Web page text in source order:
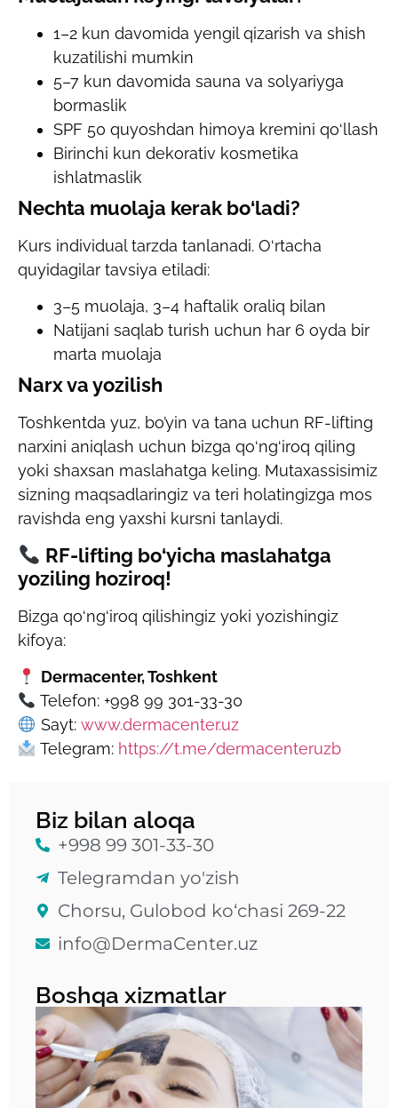
1–2 kun davomida yengil qizarish va shish
kuzatilishi mumkin
5–7 kun davomida sauna va solyariyga
bormaslik
SPF 50 quyoshdan himoya kremini qo‘llash
Birinchi kun dekorativ kosmetika
ishlatmaslik
Nechta muolaja kerak bo‘ladi?
Kurs individual tarzda tanlanadi. O‘rtacha
quyidagilar tavsiya etiladi:
3–5 muolaja, 3–4 haftalik oraliq bilan
Natijani saqlab turish uchun har 6 oyda bir
marta muolaja
Narx va yozilish
Toshkentda yuz, bo’yin va tana uchun RF-lifting
narxini aniqlash uchun bizga qo‘ng‘iroq qiling
yoki shaxsan maslahatga keling. Mutaxassisimiz
sizning maqsadlaringiz va teri holatingizga mos
ravishda eng yaxshi kursni tanlaydi.
RF-lifting bo‘yicha maslahatga
yoziling hoziroq!
Bizga qo‘ng‘iroq qilishingiz yoki yozishingiz
kifoya:
Dermacenter, Toshkent
Telefon: +998 99 301-33-30
Sayt: www.dermacenter.uz
Telegram: https://t.me/dermacenteruzb
Biz bilan aloqa
+998 99 301-33-30
Telegramdan yo'zish
Chorsu, Gulobod ko‘chasi 269-22
info@DermaCenter.uz
Boshqa xizmatlar